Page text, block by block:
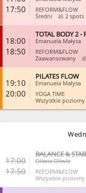
17:50
REFORM&FLOW
Średni
2 spots
18:00
18:50
TOTAL BODY 2
Emanuela Małysa
REFORM&FLOW
Zaawansowany
19:10
20:00
PILATES FLOW
Emanuela Małysa
YOGA TIME
Wszystkie poziomy
17:00
17:50
BALANCE &
Oliwia Oliwia
REFORM&FLOW
Wszystkie poziomy